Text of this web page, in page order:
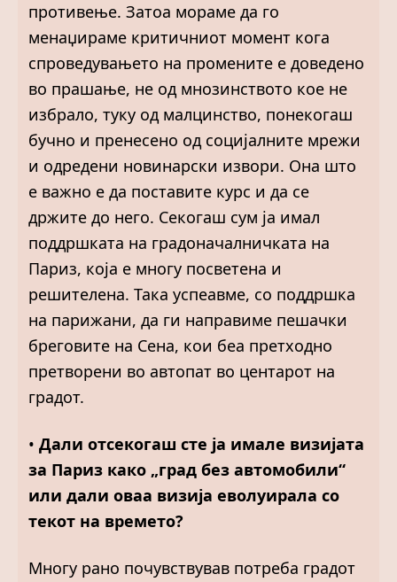
противење. Затоа мораме да го
менаџираме критичниот момент кога
спроведувањето на промените е доведено
во прашање, не од мнозинството кое не
избрало, туку од малцинство, понекогаш
бучно и пренесено од социјалните мрежи
и одредени новинарски извори. Она што
е важно е да поставите курс и да се
држите до него. Секогаш сум ја имал
поддршката на градоначалничкaтa на
Париз, којa е многу посветенa и
решителенa. Така успеавме, со поддршка
на парижани, да ги направиме пешачки
бреговите на Сена, кои беa претходно
претворени во автопат во центарот на
градот.
• Дали отсекогаш сте ја имале визијата
за Париз како „град без автомобили“
или дали оваа визија еволуирала со
текот на времето?
Многу рано почувствував потреба градот